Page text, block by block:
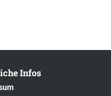
Infos